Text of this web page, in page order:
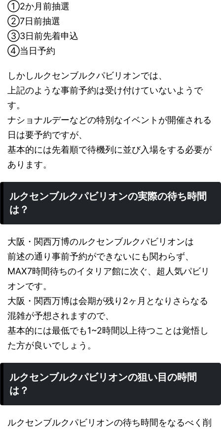
①2か月前抽選
②7日前抽選
③3日前先着申込
④当日予約
しかしルクセンブルクパビリオンでは、
上記のような事前予約は受け付けていないようで
す。
ナショナルデーなどの特別なイベントが開催される
日は要予約ですが、
基本的には先着順で待機列に並び入場をする必要が
あります。
ルクセンブルクパビリオンの実際の待ち時間
は？
大阪・関西万博のルクセンブルクパビリオンは
前述の通り事前予約ができないにも関わらず、
MAX7時間待ちのイタリア館に次ぐ、超人気パビリ
オンです。
大阪・関西万博は会期が残り2ヶ月となりさらなる
混雑が予想されますので、
基本的には最低でも1~2時間以上待つことは覚悟し
た方が良いでしょう。
ルクセンブルクパビリオンの狙い目の時間
は？
ルクセンブルクパビリオンの待ち時間をなるべく削